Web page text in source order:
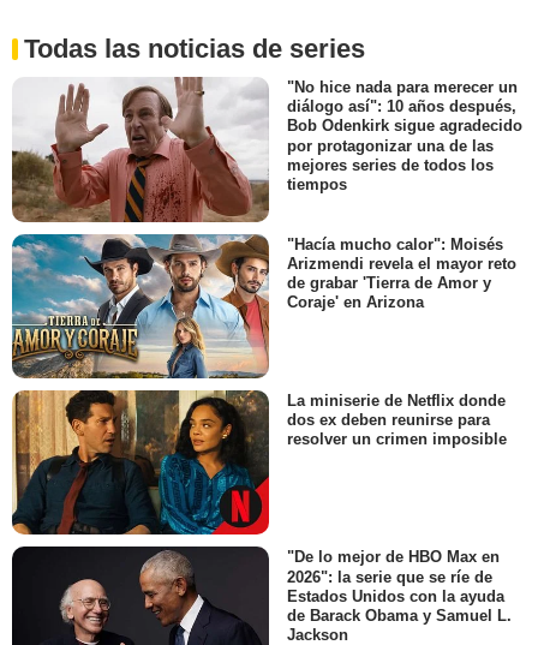
Todas las noticias de series
"No hice nada para merecer un
diálogo así": 10 años después,
Bob Odenkirk sigue agradecido
por protagonizar una de las
mejores series de todos los
tiempos
"Hacía mucho calor": Moisés
Arizmendi revela el mayor reto
de grabar 'Tierra de Amor y
Coraje' en Arizona
La miniserie de Netflix donde
dos ex deben reunirse para
resolver un crimen imposible
"De lo mejor de HBO Max en
2026": la serie que se ríe de
Estados Unidos con la ayuda
de Barack Obama y Samuel L.
Jackson